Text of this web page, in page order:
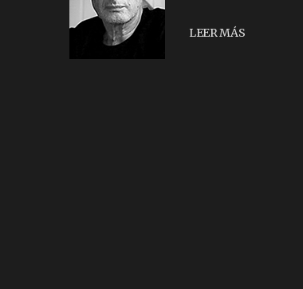
LEER MÁS